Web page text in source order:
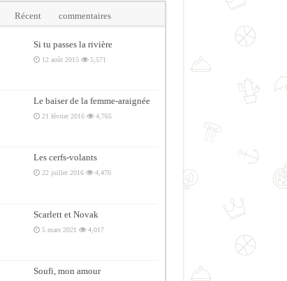
Récent commentaires
Si tu passes la rivière
12 août 2015 5,571
Le baiser de la femme-araignée
21 février 2016 4,765
Les cerfs-volants
22 juillet 2016 4,470
Scarlett et Novak
5 mars 2021 4,017
Soufi, mon amour